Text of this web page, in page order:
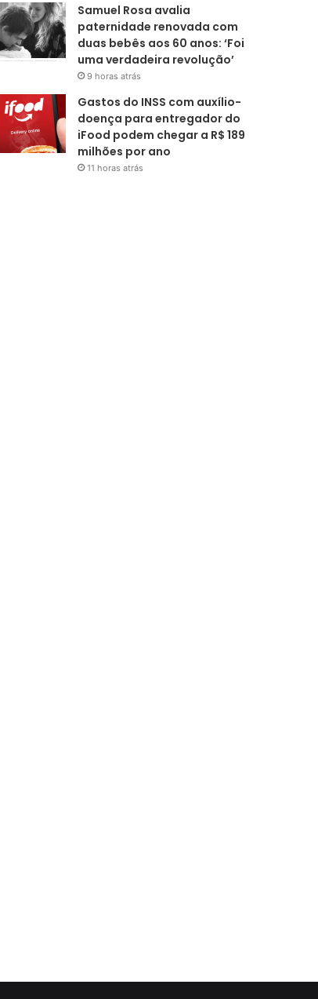
Samuel Rosa avalia
paternidade renovada com
duas bebês aos 60 anos: ‘Foi
uma verdadeira revolução’
9 horas atrás
Gastos do INSS com auxílio-
doença para entregador do
iFood podem chegar a R$ 189
milhões por ano
11 horas atrás